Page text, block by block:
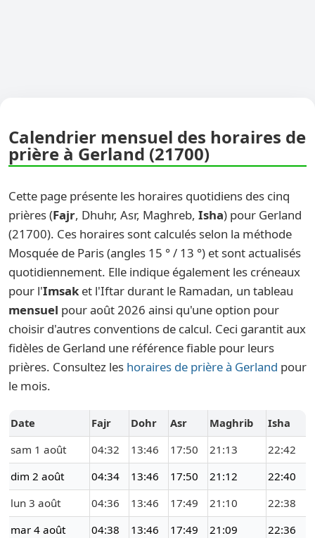
Calendrier mensuel des horaires de
prière à Gerland (21700)
Cette page présente les horaires quotidiens des cinq
prières (Fajr, Dhuhr, Asr, Maghreb, Isha) pour Gerland
(21700). Ces horaires sont calculés selon la méthode
Mosquée de Paris (angles 15 ° / 13 °) et sont actualisés
quotidiennement. Elle indique également les créneaux
pour l'Imsak et l'Iftar durant le Ramadan, un tableau
mensuel pour août 2026 ainsi qu'une option pour
choisir d'autres conventions de calcul. Ceci garantit aux
fidèles de Gerland une référence fiable pour leurs
prières. Consultez les horaires de prière à Gerland pour
le mois.
Date Fajr Dohr Asr Maghrib
Isha
sam 1 août
04:32 13:46 17:50 21:13
22:42
dim 2 août
04:34 13:46 17:50 21:12
22:40
lun 3 août
04:36 13:46 17:49 21:10
22:38
mar 4 août
04:38 13:46 17:49 21:09
22:36